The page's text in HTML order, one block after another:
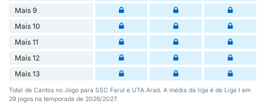
Mais 9
Mais 10
Mais 11
Mais 12
Mais 13
Total de Cantos no Jogo para SSC Farul e UTA Arad. A média da liga é de Liga I em
29 jogos na temporada de 2026/2027.